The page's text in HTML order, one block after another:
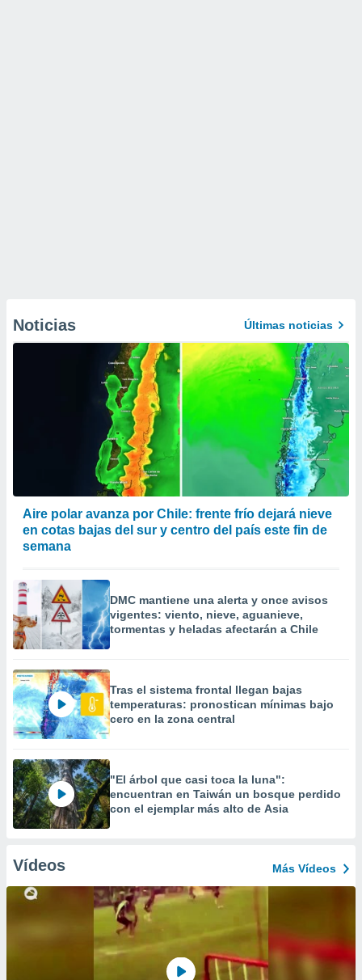
Noticias Últimas noticias
Aire polar avanza por Chile: frente frío dejará nieve
en cotas bajas del sur y centro del país este fin de
semana
DMC mantiene una alerta y once avisos
vigentes: viento, nieve, aguanieve,
tormentas y heladas afectarán a Chile
Tras el sistema frontal llegan bajas
temperaturas: pronostican mínimas bajo
cero en la zona central
"El árbol que casi toca la luna":
encuentran en Taiwán un bosque perdido
con el ejemplar más alto de Asia
Vídeos Más Vídeos